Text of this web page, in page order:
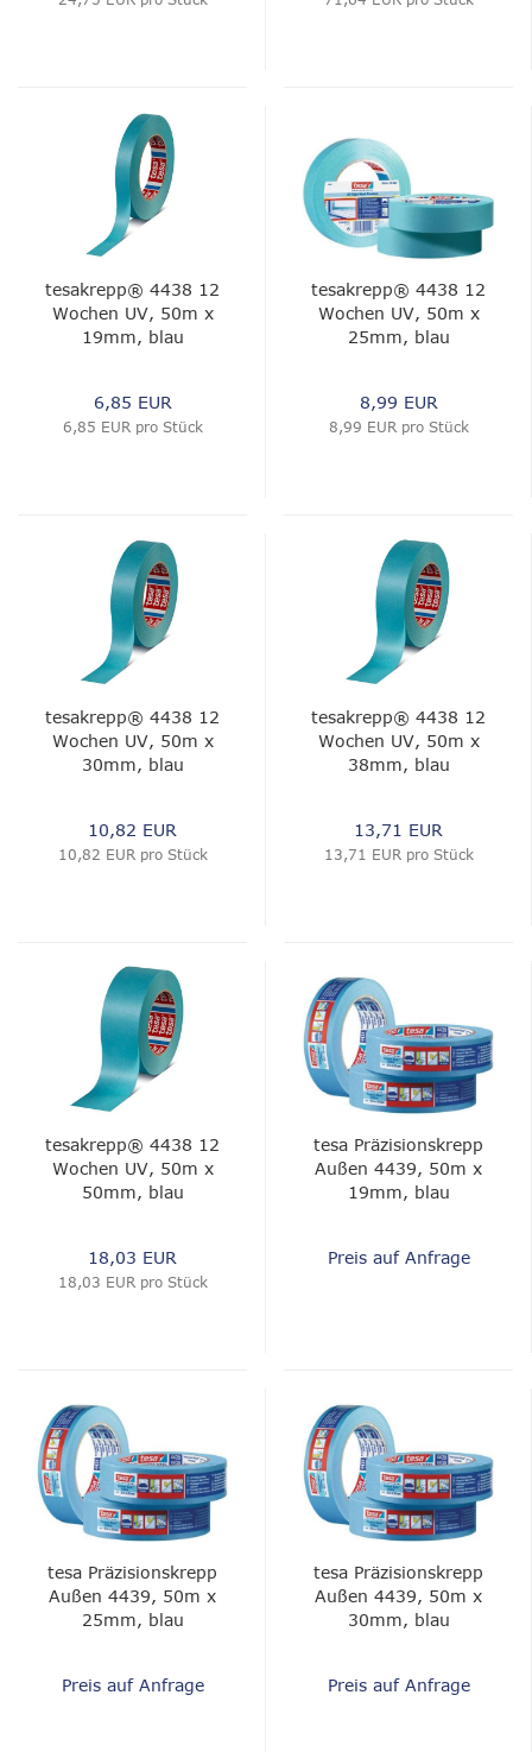
tesakrepp® 4438 12
Wochen UV, 50m x
19mm, blau
6,85 EUR
6,85 EUR pro Stück
tesakrepp® 4438 12
Wochen UV, 50m x
25mm, blau
8,99 EUR
8,99 EUR pro Stück
tesakrepp® 4438 12
Wochen UV, 50m x
30mm, blau
10,82 EUR
10,82 EUR pro Stück
tesakrepp® 4438 12
Wochen UV, 50m x
38mm, blau
13,71 EUR
13,71 EUR pro Stück
tesakrepp® 4438 12
Wochen UV, 50m x
50mm, blau
18,03 EUR
18,03 EUR pro Stück
tesa Präzisionskrepp
Außen 4439, 50m x
19mm, blau
Preis auf Anfrage
tesa Präzisionskrepp
Außen 4439, 50m x
25mm, blau
Preis auf Anfrage
tesa Präzisionskrepp
Außen 4439, 50m x
30mm, blau
Preis auf Anfrage